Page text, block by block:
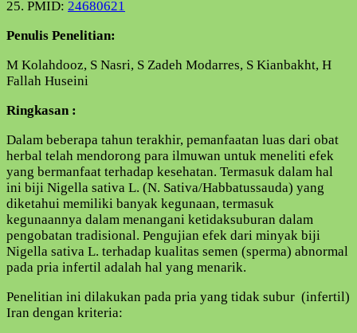
25. PMID: 24680621
Penulis Penelitian:
M Kolahdooz, S Nasri, S Zadeh Modarres, S Kianbakht, H
Fallah Huseini
Ringkasan :
Dalam beberapa tahun terakhir, pemanfaatan luas dari obat
herbal telah mendorong para ilmuwan untuk meneliti efek
yang bermanfaat terhadap kesehatan. Termasuk dalam hal
ini biji Nigella sativa L. (N. Sativa/Habbatussauda) yang
diketahui memiliki banyak kegunaan, termasuk
kegunaannya dalam menangani ketidaksuburan dalam
pengobatan tradisional. Pengujian efek dari minyak biji
Nigella sativa L. terhadap kualitas semen (sperma) abnormal
pada pria infertil adalah hal yang menarik.
Penelitian ini dilakukan pada pria yang tidak subur (infertil)
Iran dengan kriteria: